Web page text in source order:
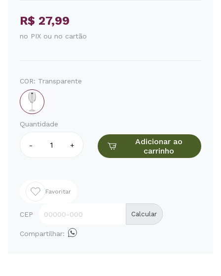
R$ 27,99
no PIX ou no cartão
COR: Transparente
Quantidade
- +
Adicionar ao
carrinho
Favoritar
CEP Calcular
Compartilhar: